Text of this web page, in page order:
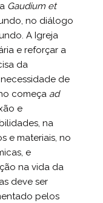
Gaudium et
no diálogo
A Igreja
e reforçar a
da
de
começa ad
e
na
e materiais, no
e
na vida da
deve ser
pelos